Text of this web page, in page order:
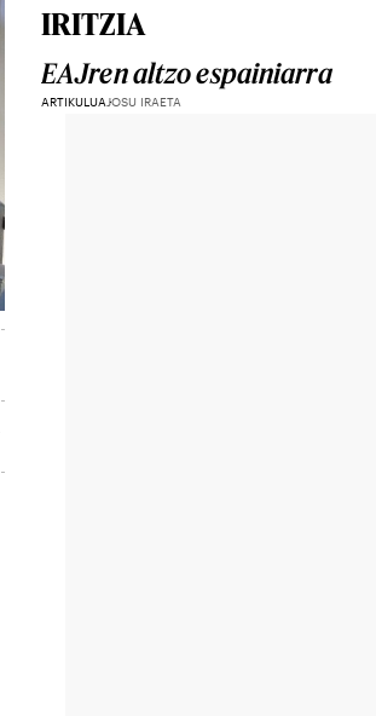
IRITZIA
EAJren altzo espainiarra
ARTIKULUA JOSU IRAETA